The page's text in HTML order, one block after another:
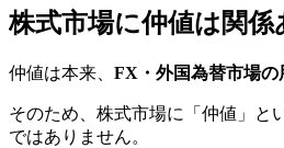
株式市場に仲値は関係
仲値は本来、 FX・外国為替市場の
そのため、株式市場に「仲値」と
ではありません。